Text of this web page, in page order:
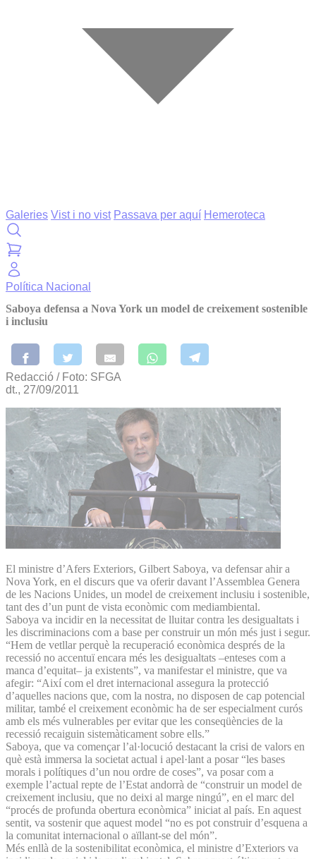
Galeries Vist i no vist Passava per aquí Hemeroteca
Política Nacional
Saboya defensa a Nova York un model de creixement sostenible
i inclusiu
Redacció / Foto: SFGA
dt., 27/09/2011
El ministre d’Afers Exteriors, Gilbert Saboya, va defensar ahir a
Nova York, en el discurs que va oferir davant l’Assemblea Genera
de les Nacions Unides, un model de creixement inclusiu i sostenible,
tant des d’un punt de vista econòmic com mediambiental.
Saboya va incidir en la necessitat de lluitar contra les desigualtats i
les discriminacions com a base per construir un món més just i segur.
“Hem de vetllar perquè la recuperació econòmica després de la
recessió no accentuï encara més les desigualtats –enteses com a
manca d’equitat– ja existents”, va manifestar el ministre, que va
afegir: “Així com el dret internacional assegura la protecció
d’aquelles nacions que, com la nostra, no disposen de cap potencial
militar, també el creixement econòmic ha de ser especialment curós
amb els més vulnerables per evitar que les conseqüències de la
recessió recaiguin sistemàticament sobre ells.”
Saboya, que va començar l’al·locució destacant la crisi de valors en
què està immersa la societat actual i apel·lant a posar “les bases
morals i polítiques d’un nou ordre de coses”, va posar com a
exemple l’actual repte de l’Estat andorrà de “construir un model de
creixement inclusiu, que no deixi al marge ningú”, en el marc del
“procés de profunda obertura econòmica” iniciat al país. En aquest
sentit, va sostenir que aquest model “no es pot construir d’esquena a
la comunitat internacional o aïllant-se del món”.
Més enllà de la sostenibilitat econòmica, el ministre d’Exteriors va